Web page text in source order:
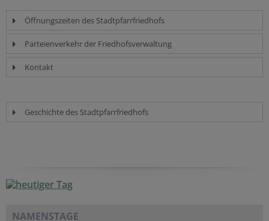
Öffnungszeiten des Stadtpfarrfriedhofs
Parteienverkehr der Friedhofsverwaltung
Kontakt
Geschichte des Stadtpfarrfriedhofs
NAMENSTAGE